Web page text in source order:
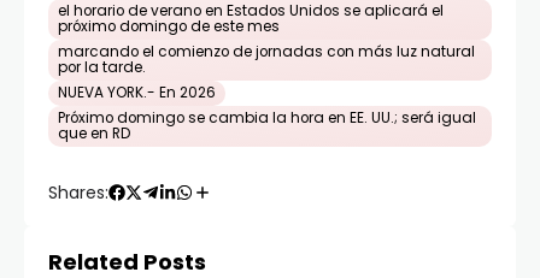
el horario de verano en Estados Unidos se aplicará el
próximo domingo de este mes
marcando el comienzo de jornadas con más luz natural
por la tarde.
NUEVA YORK.- En 2026
Próximo domingo se cambia la hora en EE. UU.; será igual
que en RD
Shares:
Related Posts